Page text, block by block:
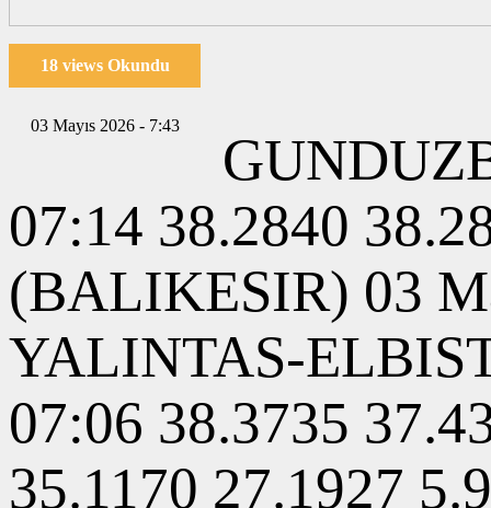
18 views Okundu
03 Mayıs 2026 - 7:43
07:14 38.2840
(BALIKESIR) 03
YALINTAS-
07:06 38.3735
35.1170 27.1927